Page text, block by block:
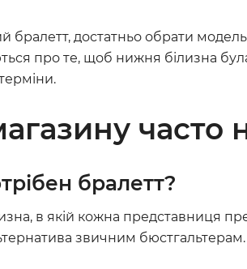
достатньо обрати
про те, щоб нижня білизна
часто
бралетт?
в якій кожна представниця
звичним